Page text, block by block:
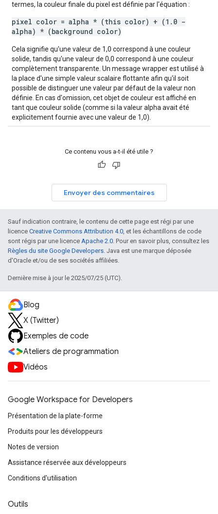
termes, la couleur finale du pixel est définie par l'équation :
pixel color = alpha * (this color) + (1.0 -
alpha) * (background color)
Cela signifie qu'une valeur de 1,0 correspond à une couleur
solide, tandis qu'une valeur de 0,0 correspond à une couleur
complètement transparente. Un message wrapper est utilisé à
la place d'une simple valeur scalaire flottante afin qu'il soit
possible de distinguer une valeur par défaut de la valeur non
définie. En cas d'omission, cet objet de couleur est affiché en
tant que couleur solide (comme si la valeur alpha avait été
explicitement fournie avec une valeur de 1,0).
Ce contenu vous a-t-il été utile ?
Envoyer des commentaires
Sauf indication contraire, le contenu de cette page est régi par une
licence Creative Commons Attribution 4.0, et les échantillons de code
sont régis par une licence Apache 2.0. Pour en savoir plus, consultez les
Règles du site Google Developers. Java est une marque déposée
d'Oracle et/ou de ses sociétés affiliées.
Dernière mise à jour le 2025/07/25 (UTC).
Blog
X (Twitter)
Exemples de code
Ateliers de programmation
Vidéos
Google Workspace for Developers
Présentation de la plate-forme
Produits pour les développeurs
Notes de version
Assistance réservée aux développeurs
Conditions d'utilisation
Outils